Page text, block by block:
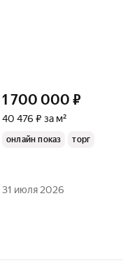
1 700 000 ₽
40 476 ₽ за м²
онлайн показ торг
31 июля 2026